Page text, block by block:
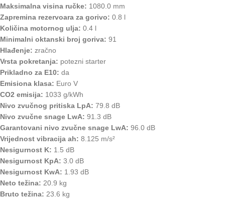
Maksimalna visina ručke: 1080.0 mm
Zapremina rezervoara za gorivo: 0.8 l
Količina motornog ulja: 0.4 l
Minimalni oktanski broj goriva: 91
Hlađenje: zračno
Vrsta pokretanja: potezni starter
Prikladno za E10: da
Emisiona klasa: Euro V
CO2 emisija: 1033 g/kWh
Nivo zvučnog pritiska LpA: 79.8 dB
Nivo zvučne snage LwA: 91.3 dB
Garantovani nivo zvučne snage LwA: 96.0 dB
Vrijednost vibracija ah: 8.125 m/s²
Nesigurnost K: 1.5 dB
Nesigurnost KpA: 3.0 dB
Nesigurnost KwA: 1.93 dB
Neto težina: 20.9 kg
Bruto težina: 23.6 kg